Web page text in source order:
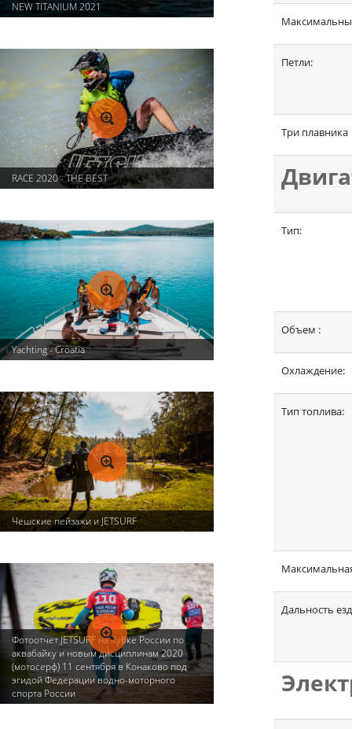
NEW TITANIUM 2021
RACE 2020 - THE BEST
Yachting - Croatia
Чешские пейзажи и JETSURF
Фотоотчет JETSURF на Кубке России по
аквабайку и новым дисциплинам 2020
(мотосерф) 11 сентября в Конаково под
эгидой Федерации водно-моторного
спорта России
Петли:
Три плавника
Тип:
Объем :
Охлаждение:
Тип топлива:
Дальность